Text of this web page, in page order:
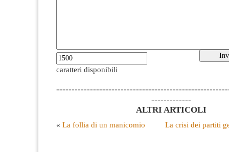
caratteri disponibili
-------------
ALTRI ARTICOLI
« La follia di un manicomio La crisi dei partiti